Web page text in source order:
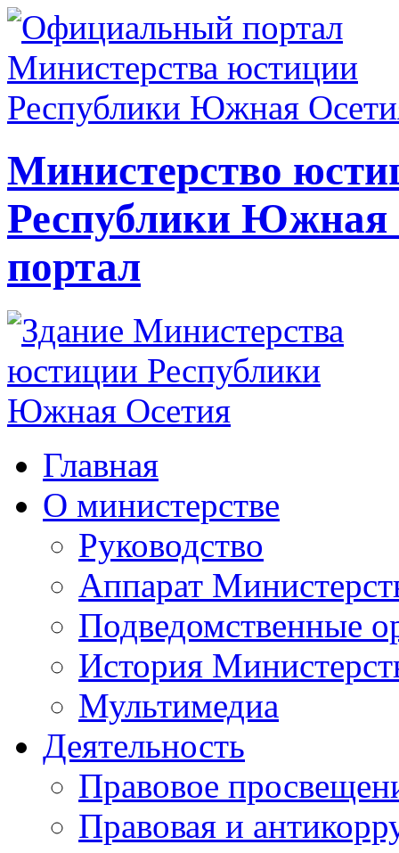
Министерство
Республики
портал
Главная
О министерстве
Руководство
Аппарат
Подведомственные
История
Мультимедиа
Деятельность
Правовое
Правовая и